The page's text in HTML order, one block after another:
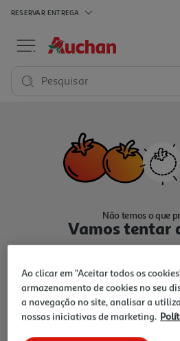
RESERVAR ENTREGA
Pesquisar
Não temos o que
Vamos tentar
Ir para Homepage
Ao clicar em "Aceitar todos os
armazenamento de cookies no seu
a navegação no site, analisar a
nossas iniciativas de marketing.